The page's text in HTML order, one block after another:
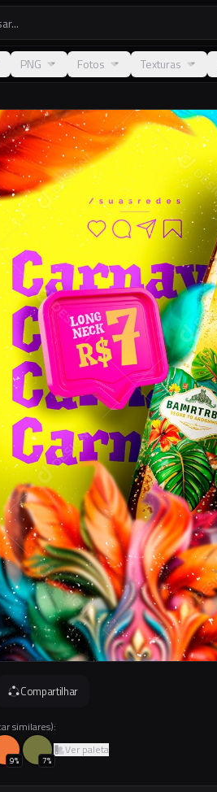
PNG Fotos Texturas
Compartilhar
similares):
9% 7%
Ver paleta